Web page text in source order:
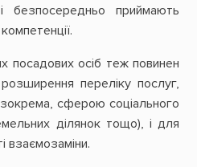
приймають
посадових осіб теж повинен
переліку послуг,
сферою соціального
ділянок тощо), і для
взаємозаміни.